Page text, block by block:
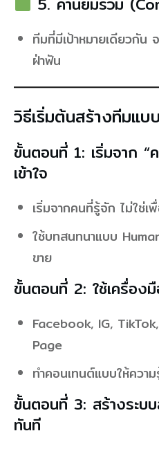
ทีมที่มีเป้าหมายเดียวกัน
ฝ่าฟัน
วิธีเริ่มต้นสร้างทีมแ
ขั้นตอนที่ 1: เริ่มจาก “
เข้าใจ
เริ่มจากคนที่รู้จัก ไม่ใช่เ
ใช้บทสนทนาแบบ
ขาย
ขั้นตอนที่ 2: ใช้เครื่อง
Facebook, IG,
Page
ทำคอนเทนต์แบบให้ควา
ขั้นตอนที่ 3: สร้างระบ
ทันที